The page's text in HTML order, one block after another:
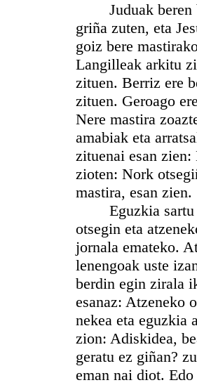
Juduak beren
griña zuten, eta
goiz bere
Langilleak arkitu
zituen. Berriz ere
zituen. Geroago
Nere mastira
amabiak eta
zituenai esan zien:
zioten: Nork
mastira, esan zien.
Eguzkia sartu
otsegin eta
jornala emateko.
lenengoak uste
berdin egin zirala
esanaz: Atzeneko
nekea eta eguzkia
zion: Adiskidea,
geratu ez giñan?
eman nai diot.